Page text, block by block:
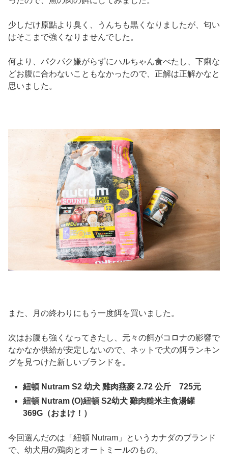
少しだけ原點より臭く、うんちも黒くなりましたが、匂い
はそこまで強くなりませんでした。
何より、パクパク嫌がらずにハルちゃん食べたし、下痢な
どお腹に合わないこともなかったので、正解は正解かなと
思いました。
また、月の終わりにもう一度餌を買いました。
次はお腹も強くなってきたし、元々の餌がコロナの影響で
なかなか供給が安定しないので、ネットで犬の餌ランキン
グを見つけた新しいブランドを。
紐頓 Nutram S2 幼犬 雞肉燕麥 2.72 公斤 725元
紐頓 Nutram (O)紐頓 S2幼犬 雞肉糙米主食湯罐
369G（おまけ！）
今回選んだのは「紐頓 Nutram」というカナダのブランド
で、幼犬用の鶏肉とオートミールのもの。